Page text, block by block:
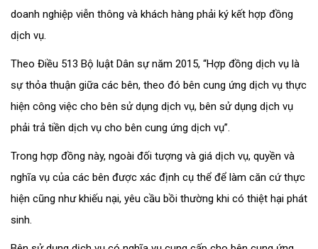
doanh nghiệp viễn thông và khách hàng phải ký kết hợp đồng
dịch vụ.
Theo Điều 513 Bộ luật Dân sự năm 2015, “Hợp đồng dịch vụ là
sự thỏa thuận giữa các bên, theo đó bên cung ứng dịch vụ thực
hiện công việc cho bên sử dụng dịch vụ, bên sử dụng dịch vụ
phải trả tiền dịch vụ cho bên cung ứng dịch vụ”.
Trong hợp đồng này, ngoài đối tượng và giá dịch vụ, quyền và
nghĩa vụ của các bên được xác định cụ thể để làm căn cứ thực
hiện cũng như khiếu nại, yêu cầu bồi thường khi có thiệt hại phát
sinh.